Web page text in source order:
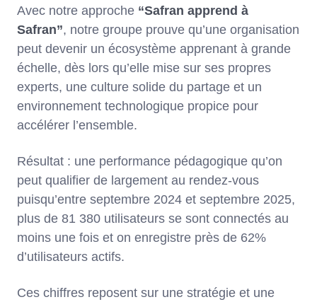
Avec notre approche “Safran apprend à
Safran”, notre groupe prouve qu’une organisation
peut devenir un écosystème apprenant à grande
échelle, dès lors qu’elle mise sur ses propres
experts, une culture solide du partage et un
environnement technologique propice pour
accélérer l’ensemble.
Résultat : une performance pédagogique qu’on
peut qualifier de largement au rendez-vous
puisqu’entre septembre 2024 et septembre 2025,
plus de 81 380 utilisateurs se sont connectés au
moins une fois et on enregistre près de 62%
d’utilisateurs actifs.
Ces chiffres reposent sur une stratégie et une